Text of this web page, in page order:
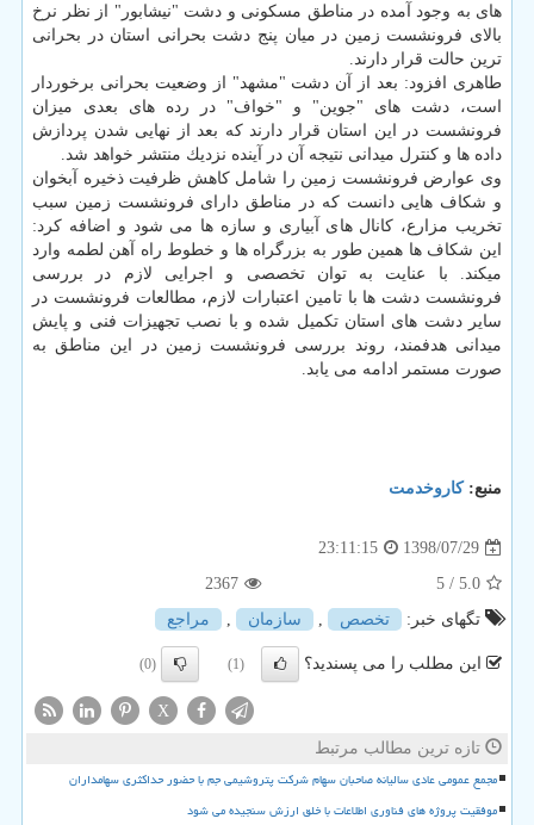
های به وجود آمده در مناطق مسكونی و دشت "نیشابور" از نظر نرخ
بالای فرونشست زمین در میان پنج دشت بحرانی استان در بحرانی
ترین حالت قرار دارند.
طاهری افزود: بعد از آن دشت "مشهد" از وضعیت بحرانی برخوردار
است، دشت های "جوین" و "خواف" در رده های بعدی میزان
فرونشست در این استان قرار دارند كه بعد از نهایی شدن پردازش
داده ها و كنترل میدانی نتیجه آن در آینده نزدیك منتشر خواهد شد.
وی عوارض فرونشست زمین را شامل كاهش ظرفیت ذخیره آبخوان
و شكاف هایی دانست كه در مناطق دارای فرونشست زمین سبب
تخریب مزارع، كانال های آبیاری و سازه ها می شود و اضافه كرد:
این شكاف ها همین طور به بزرگراه ها و خطوط راه آهن لطمه وارد
میكند. با عنایت به توان تخصصی و اجرایی لازم در بررسی
فرونشست دشت ها با تامین اعتبارات لازم، مطالعات فرونشست در
سایر دشت های استان تكمیل شده و با نصب تجهیزات فنی و پایش
میدانی هدفمند، روند بررسی فرونشست زمین در این مناطق به
صورت مستمر ادامه می یابد.
منبع:كاروخدمت
1398/07/29
23:11:15
5.0
/ 5
2367
تگهای خبر:
تخصص , سازمان , مراجع
این مطلب را می پسندید؟ (1)
(0)
X
تازه ترین مطالب مرتبط
مجمع عمومی عادی سالیانه صاحبان سهام شرکت پتروشیمی جم با حضور حداکثری سهامداران
موفقیت پروژه های فناوری اطلاعات با خلق ارزش سنجیده می شود